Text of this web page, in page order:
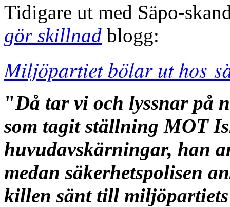
Tidigare ut med Säpo-
gör skillnad blogg:
Miljöpartiet bölar ut hos
"Då tar vi och lyssnar på
som tagit ställning MOT
huvudavskärningar, han
medan säkerhetspolisen
killen sänt till miljöpartiets